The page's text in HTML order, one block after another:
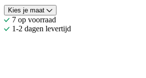
Kies je maat
7 op voorraad
1-2 dagen levertijd